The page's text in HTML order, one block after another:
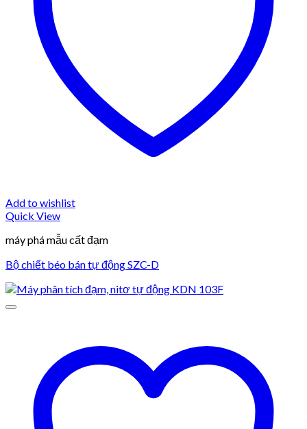
Add to wishlist
Quick View
máy phá mẫu cất đạm
Bộ chiết béo bán tự động SZC-D